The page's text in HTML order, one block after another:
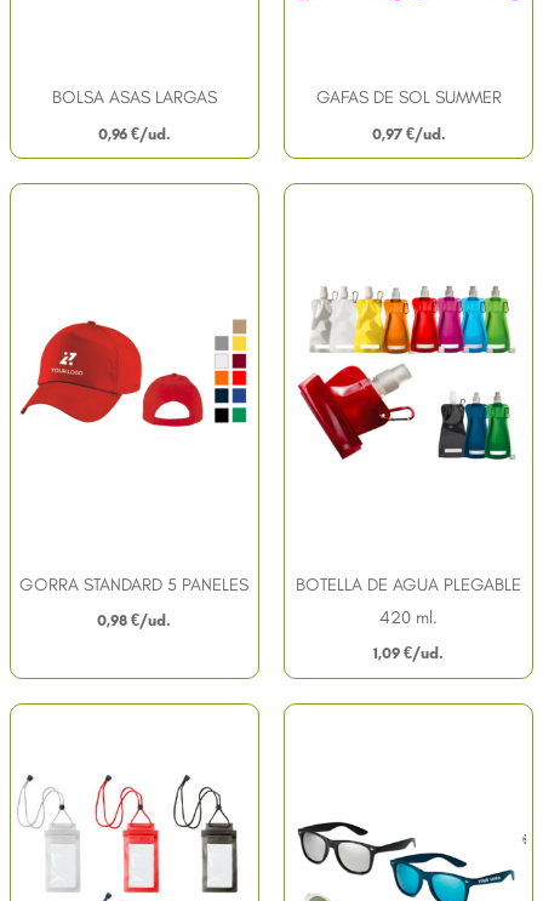
BOLSA ASAS LARGAS
0,96 €
GAFAS DE SOL SUMMER
0,97 €
GORRA STANDARD 5 PANELES
0,98 €
BOTELLA DE AGUA PLEGABLE
420 ml.
1,09 €